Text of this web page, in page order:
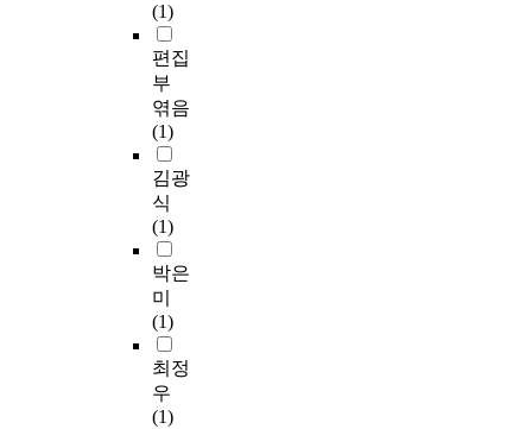
(1)
편집
부
엮음
(1)
김광
식
(1)
박은
미
(1)
최정
우
(1)